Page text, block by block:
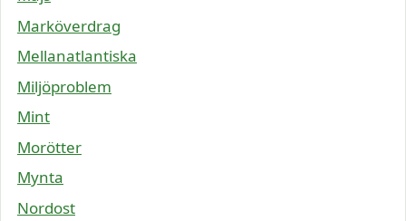
Marköverdrag
Mellanatlantiska
Miljöproblem
Mint
Morötter
Mynta
Nordost